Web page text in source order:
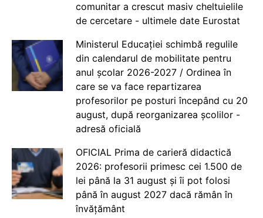
comunitar a crescut masiv cheltuielile
de cercetare - ultimele date Eurostat
Ministerul Educației schimbă regulile
din calendarul de mobilitate pentru
anul școlar 2026-2027 / Ordinea în
care se va face repartizarea
profesorilor pe posturi începând cu 20
august, după reorganizarea școlilor -
adresă oficială
OFICIAL Prima de carieră didactică
2026: profesorii primesc cei 1.500 de
lei până la 31 august și îi pot folosi
până în august 2027 dacă rămân în
învățământ